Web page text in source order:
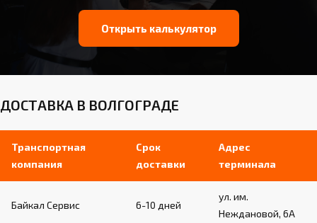
Открыть калькулятор
ДОСТАВКА В ВОЛГОГРАДЕ
Транспортная
компания
Срок
доставки
Адрес
терминала
Байкал Сервис 6-10 дней
ул. им.
Неждановой, 6А